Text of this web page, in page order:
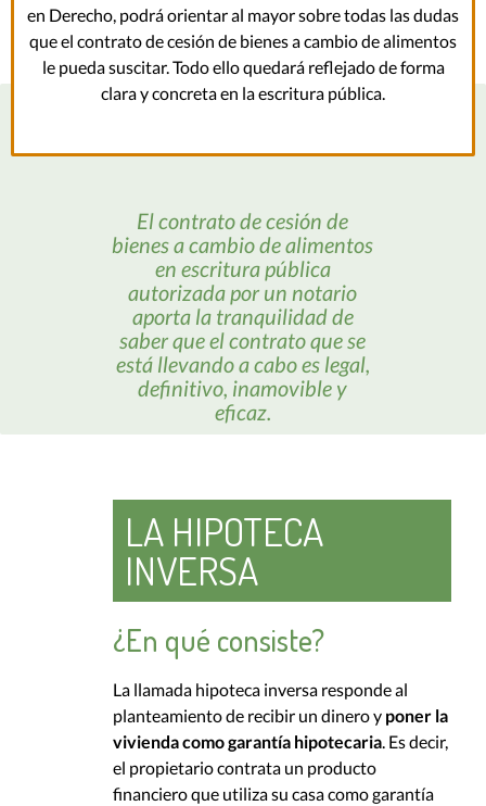
en Derecho, podrá orientar al mayor sobre todas las dudas
que el contrato de cesión de bienes a cambio de alimentos
le pueda suscitar. Todo ello quedará reflejado de forma
clara y concreta en la escritura pública.
El contrato de cesión de
bienes a cambio de alimentos
en escritura pública
autorizada por un notario
aporta la tranquilidad de
saber que el contrato que se
está llevando a cabo es legal,
definitivo, inamovible y
eficaz.
LA HIPOTECA
INVERSA
¿En qué consiste?
La llamada hipoteca inversa responde al
planteamiento de recibir un dinero y poner la
vivienda como garantía hipotecaria. Es decir,
el propietario contrata un producto
financiero que utiliza su casa como garantía